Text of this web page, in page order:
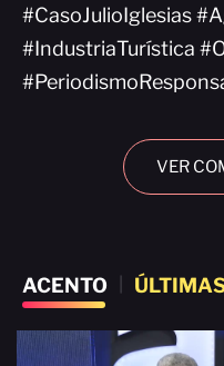
#CasoJulioIglesias
#IndustriaTurística
VER
ACENTO